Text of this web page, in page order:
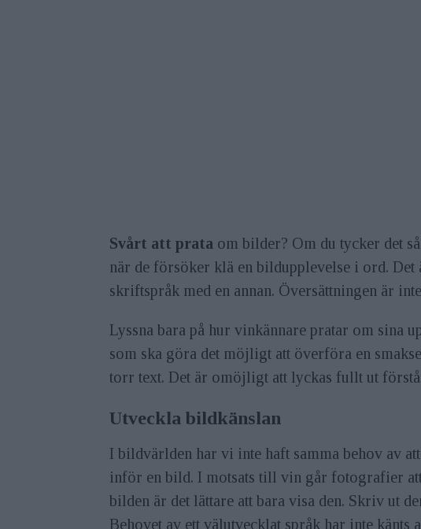
Svårt att prata om bilder? Om du tycker det
när de försöker klä en bildupplevelse i ord.
skriftspråk med en annan. Översättningen är
Lyssna bara på hur vinkännare pratar om sina
som ska göra det möjligt att överföra en
torr text. Det är omöjligt att lyckas fullt ut
Utveckla bildkänslan
I bildvärlden har vi inte haft samma behov av
inför en bild. I motsats till vin går fotografier
bilden är det lättare att bara visa den. Skriv ut
Behovet av ett välutvecklat språk har inte